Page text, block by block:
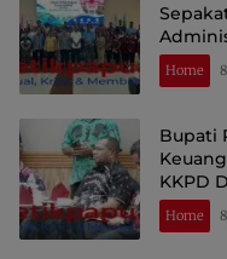
Home
Bupati
KKPD
Home